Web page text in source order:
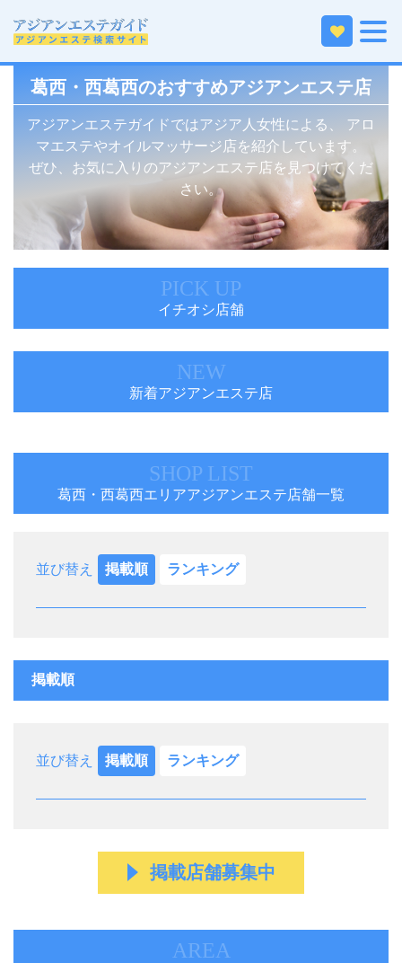
ホーム 関東エリアのアジアンエステ
東京23区のアジアンエステ 葛西・西葛西のアジアンエステ
葛西・西葛西のおすすめアジアンエステ店
アジアンエステガイドではアジア人女性による、
アロ
マエステやオイルマッサージ店を紹介しています。
ぜひ、お気に入りのアジアンエステ店を見つけてくだ
さい。
PICK UP
イチオシ店舗
NEW
新着アジアンエステ店
SHOP LIST
葛西・西葛西エリアアジアンエステ店舗一覧
並び替え 掲載順 ランキング
掲載順
並び替え 掲載順 ランキング
掲載店舗募集中
AREA